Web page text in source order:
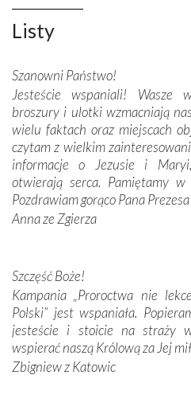
niepodległość kraju. Zachwyt
misterna architektura tych
wspaniałe zdobienia,
budowniczych.
Podążyliśmy też śladami
dos Santos oraz świętych
Modliliśmy się przy ich
Krzyżową w ich
domy, w których żyli.
W miejscu objawień Matki
Podczas tej kilkudniowej
spotykaliśmy się z
Portugalczyków.
zwyczaje. Mimo że nasze
oddalone, w żaden
Sprawiła to oczywiście
kulturowa bliskość biorąca
Listy
Szanowni Państwo!
Jesteście wspaniali! Wasze
broszury i ulotki wzmacniają
wielu faktach oraz miejscach
czytam z wielkim
informacje o Jezusie i
otwierają serca. Pamiętamy
Pozdrawiam gorąco Pana
Anna ze Zgierza
Szczęść Boże!
Kampania „Proroctwa nie
Polski” jest wspaniała.
jesteście i stoicie na straży
wspierać naszą Królową za Jej
Zbigniew z Katowic